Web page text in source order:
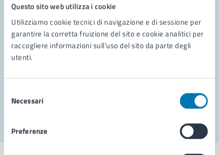
Questo sito web utilizza i cookie
Utilizziamo cookie tecnici di navigazione e di sessione per
garantire la corretta fruizione del sito e cookie analitici per
raccogliere informazioni sull'uso del sito da parte degli
utenti.
delNecessari
Preferenze
Richiedi assistenza
Segnala disservizio